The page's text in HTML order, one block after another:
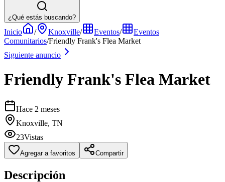
¿Qué estás buscando?
Inicio / Knoxville/ Eventos/
Eventos
Comunitarios/Friendly Frank's Flea Market
Siguiente anuncio
Friendly Frank's Flea Market
Hace 2 meses
Knoxville, TN
23Vistas
Agregar a favoritos Compartir
Descripción